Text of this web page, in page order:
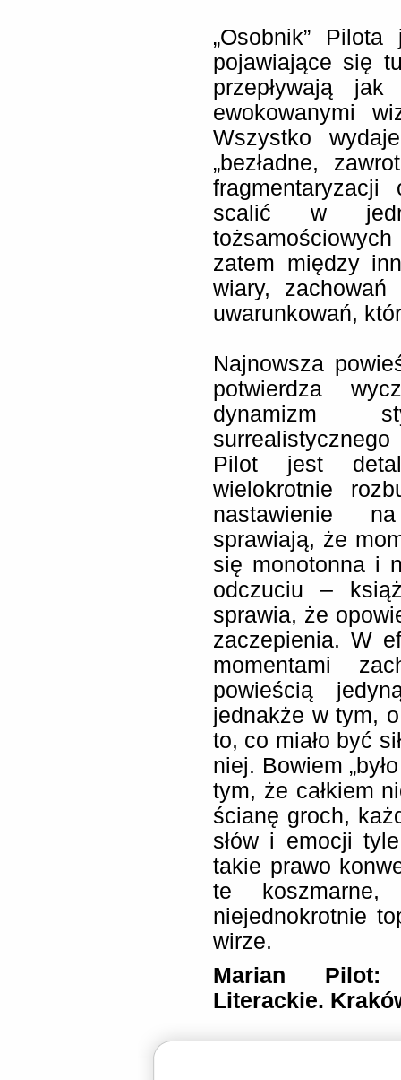
„Osobnik”
pojawiające się
przepływają
ewokowanymi
Wszystko
„bezładne,
scalić w
zatem między
wiary,
uwarunkowań,
Najnowsza
potwierdza
dynamizm
Pilot jest
wielokrotnie
nastawienie
sprawiają, że
się monotonna i
odczuciu –
sprawia, że
zaczepienia. W
momentami
powieścią
jednakże w tym,
to, co miało być
niej. Bowiem
tym, że całkiem
ścianę groch,
słów i emocji
takie prawo
te
niejednokrotnie
wirze.
Marian Pilot:
Literackie.